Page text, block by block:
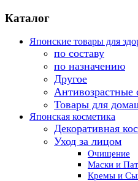
Каталог
Японские товары для
по составу
по назначению
Другое
Антивозрастные
Товары для
Японская косметика
Декоративная
Уход за лицом
Очищение
Маски и
Кремы и